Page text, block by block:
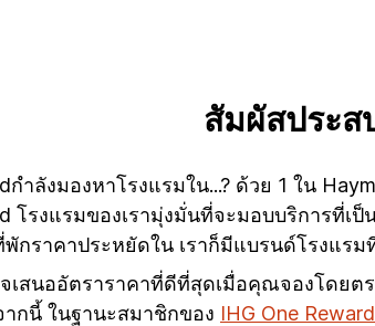
สัมผัสประส
กำลังมองหาโรงแรมใน...? ด้วย 1 ใน
โรงแรมของเรามุ่งมั่นที่จะมอบบริการที่
กราคาประหยัดใน เราก็มีแบรนด์โรงแร
เสนออัตราราคาที่ดีที่สุดเมื่อคุณจองโดยต
กนี้ ในฐานะสมาชิกของ IHG One